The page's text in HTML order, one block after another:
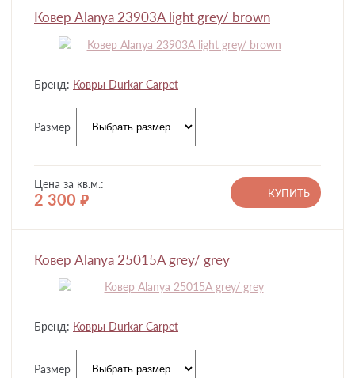
Ковер Alanya 23903A light grey/ brown
Бренд: Ковры Durkar Carpet
Размер
Цена за кв.м.:
2 300 руб.
КУПИТЬ
Ковер Alanya 25015A grey/ grey
Бренд: Ковры Durkar Carpet
Размер